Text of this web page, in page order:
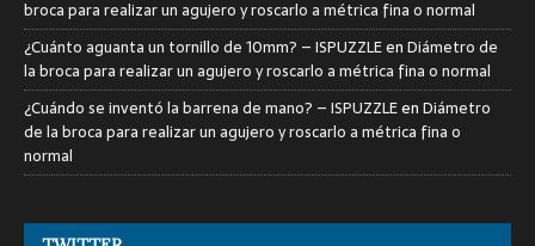
broca para realizar un agujero y roscarlo a métrica fina o normal
¿Cuánto aguanta un tornillo de 10mm? – ISPUZZLEenDiámetro de
la broca para realizar un agujero y roscarlo a métrica fina o normal
¿Cuándo se inventó la barrena de mano? – ISPUZZLEenDiámetro
de la broca para realizar un agujero y roscarlo a métrica fina o
normal